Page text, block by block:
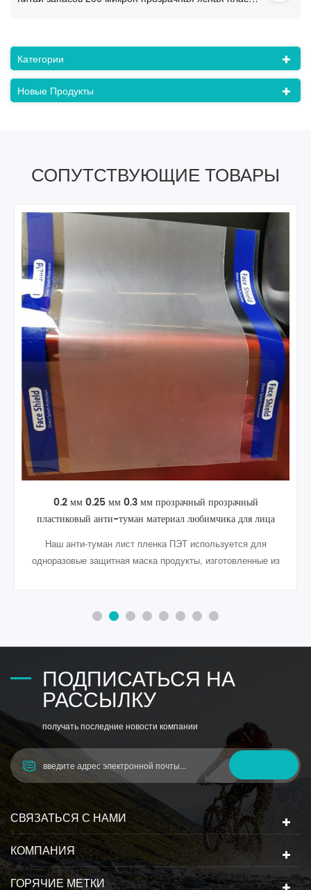
Категории
Новые Продукты
СОПУТСТВУЮЩИЕ ТОВАРЫ
0.2 мм 0.25 мм прозрачный анти-туман крен фильма
любимчика для лица щит
Анти-туман лист ПЭТ 0.2 мм используется для
одноразовые защитная маска продукты, широко
ПОДПИСАТЬСЯ НА
РАССЫЛКУ
получать последние новости компании
СВЯЗАТЬСЯ С НАМИ
КОМПАНИЯ
ГОРЯЧИЕ МЕТКИ